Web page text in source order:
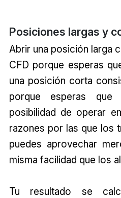
Posiciones largas y
Abrir una posición larga
CFD porque esperas
una posición corta
porque esperas
posibilidad de operar
razones por las que los
puedes aprovechar
misma facilidad que los
Tu resultado se